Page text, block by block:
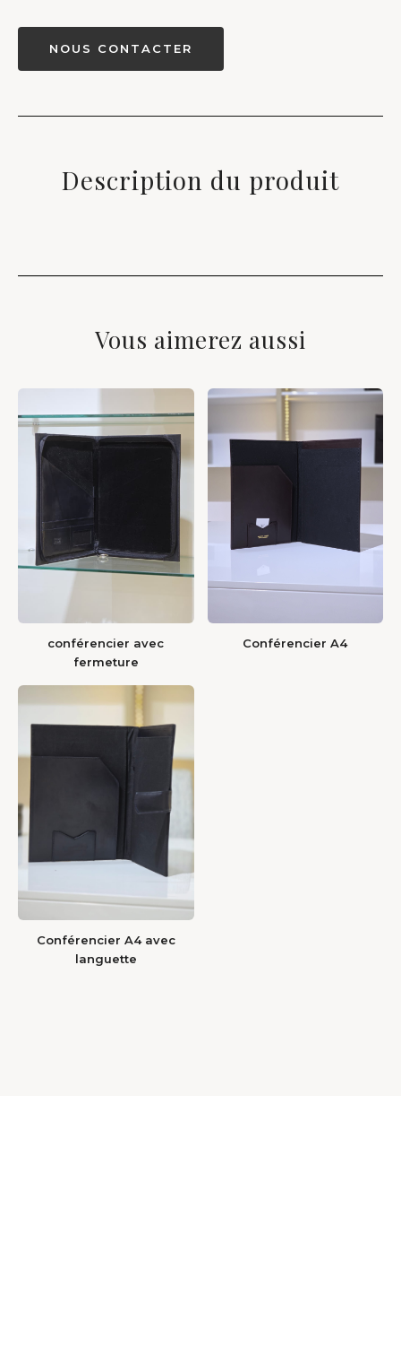
NOUS CONTACTER
Description du produit
Vous aimerez aussi
conférencier avec
fermeture
Conférencier A4
Conférencier A4 avec
languette